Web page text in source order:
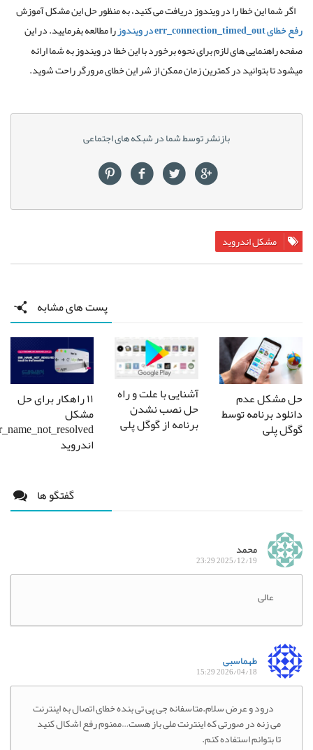
اگر شما این خطا را در ویندوز دریافت می کنید، به منظور حل این مشکل آموزش
رفع خطای err_connection_timed_out در ویندوز
را مطالعه بفرمایید. در این
صفحه راهنمایی های لازم برای نحوه برخورد با این خطا در ویندوز به شما ارائه
میشود تا بتوانید در کمترین زمان ممکن از شر این خطای مرورگر راحت شوید.
بازنشر توسط شما در شبکه های اجتماعی
مشکل اندروید
پست های مشابه
حل مشکل عدم
دانلود برنامه توسط
گوگل پلی
آشنایی با علت و راه
حل نصب نشدن
برنامه از گوگل پلی
۱۱ راهکار برای حل
مشکل
err_name_not_resolved
اندروید
گفتگو ها
محمد
2025/12/19 23:29
عالی
طهماسبی
2026/04/18 15:29
درود و عرض سلام.متاسفانه جی پی تی بنده خطای اتصال به اینترنت
می زنه در صورتی که اینترنت ملی باز هست…ممنوم رفع اشکال کنید
تا بتوانم استفاده کنم.